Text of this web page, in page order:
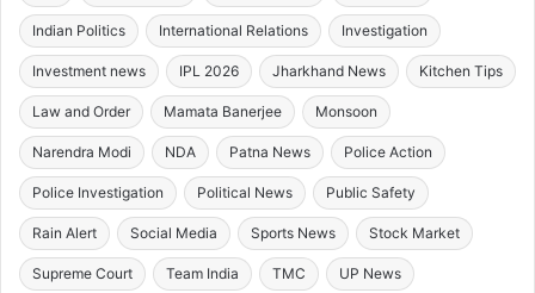
Indian Politics International Relations Investigation
Investment news IPL 2026 Jharkhand News Kitchen Tips
Law and Order Mamata Banerjee Monsoon
Narendra Modi NDA Patna News Police Action
Police Investigation Political News Public Safety
Rain Alert Social Media Sports News Stock Market
Supreme Court Team India TMC UP News